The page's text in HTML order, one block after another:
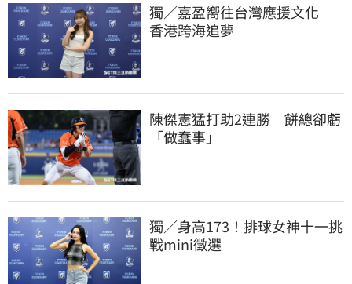
獨／嘉盈嚮往台灣應援文化
香港跨海追夢
陳傑憲猛打助2連勝　餅總卻虧
「做蠢事」
獨／身高173！排球女神十一挑
戰mini徵選